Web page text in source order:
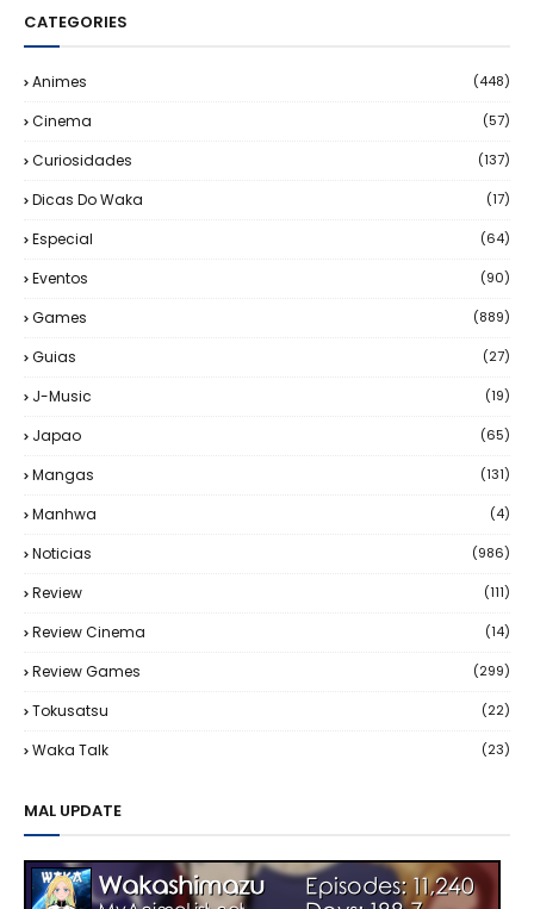
CATEGORIES
Animes (448)
Cinema (57)
Curiosidades (137)
Dicas Do Waka (17)
Especial (64)
Eventos (90)
Games (889)
Guias (27)
J-Music (19)
Japao (65)
Mangas (131)
Manhwa (4)
Noticias (986)
Review (111)
Review Cinema (14)
Review Games (299)
Tokusatsu (22)
Waka Talk (23)
MAL UPDATE